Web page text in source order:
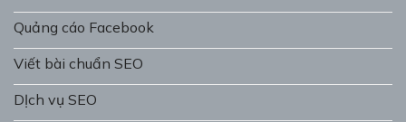
Quảng cáo Facebook
Viết bài chuẩn SEO
DỊch vụ SEO